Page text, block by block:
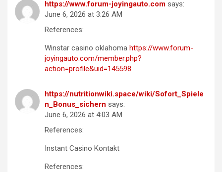
https://www.forum-joyingauto.com says:
June 6, 2026 at 3:26 AM
References:
Winstar casino oklahoma https://www.forum-
joyingauto.com/member.php?
action=profile&uid=145598
https://nutritionwiki.space/wiki/Sofort_Spiele
n_Bonus_sichern says:
June 6, 2026 at 4:03 AM
References:
Instant Casino Kontakt
References: